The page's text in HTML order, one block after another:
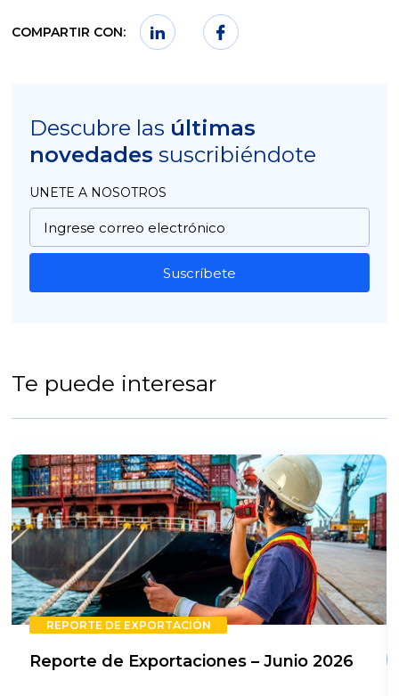
COMPARTIR CON:
Descubre las últimas
novedades suscribiéndote
UNETE A NOSOTROS
Suscríbete
Te puede interesar
REPORTE DE EXPORTACIÓN
Reporte de Exportaciones – Junio 2026